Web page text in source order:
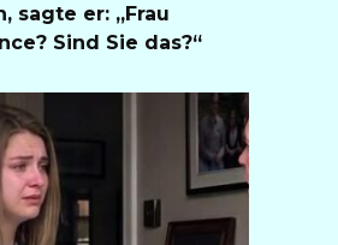
sagte er: „Frau
Sind Sie das?“